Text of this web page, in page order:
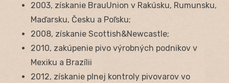
2003, získanie BrauUnion v Rakúsku, Rumunsku,
Maďarsku, Česku a Poľsku;
2008, získanie Scottish&Newcastle;
2010, zakúpenie pivo výrobných podnikov v
Mexiku a Brazílii
2012, získanie plnej kontroly pivovarov vo